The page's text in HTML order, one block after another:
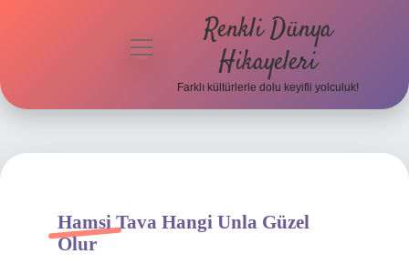
Hakkımızda
menüyü
Renkli Dünya
Hikayeleri
Farklı kültürlerle dolu keyifli yolculuk!
Hamsi Tava Hangi Unla Güzel
Olur